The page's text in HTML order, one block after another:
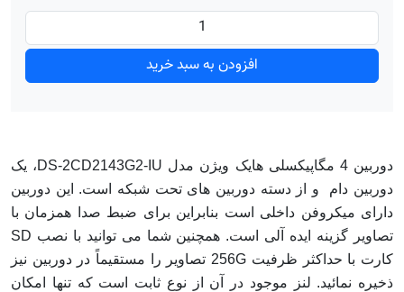
افزودن به سبد خرید
دوربین 4 مگاپیکسلی هایک ویژن مدل DS-2CD2143G2-IU، یک
دوربین دام و از دسته دوربین های تحت شبکه است. این دوربین
دارای میکروفن داخلی است بنابراین برای ضبط صدا همزمان با
تصاویر گزینه ایده آلی است. همچنین شما می توانید با نصب SD
کارت با حداکثر ظرفیت 256G تصاویر را مستقیماً در دوربین نیز
ذخیره نمائید. لنز موجود در آن از نوع ثابت است که تنها امکان